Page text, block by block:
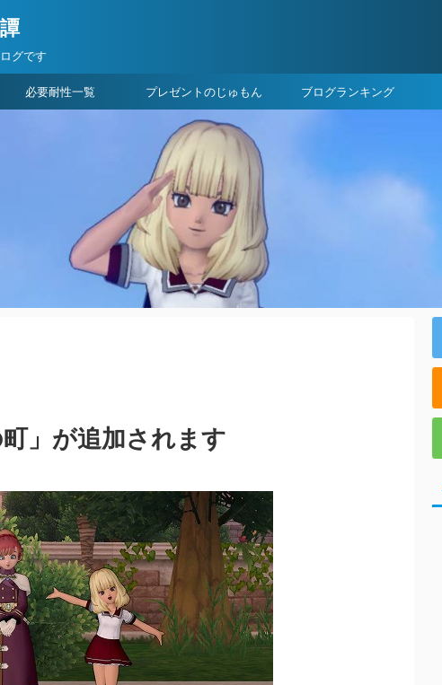
グです
必要耐性一覧 プレゼントのじゅもん ブログランキング
」が追加されます